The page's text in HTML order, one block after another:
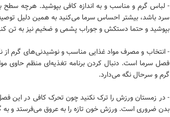
- لباس گرم و مناسب و به اندازه کافی بپوشید. هرچه سطح
سرد باشد، بیشتر احساس سرما می‌کنید به همین دلیل
بپوشید و حتما دستکش و جوراب پشمی و ضخیم نیز به تن
- انتخاب و مصرف مواد غذایی مناسب و نوشیدنی‌های گرم از
فصل سرما است. دنبال کردن برنامه تغذیه‌ای منظم حاوی
گرم و سرحال نگه می‌دارد.
- در زمستان ورزش را ترک نکنید چون تحرک کافی در این
بدن ضروری است. ورزش خون تازه را به عروق می‌فرستد و